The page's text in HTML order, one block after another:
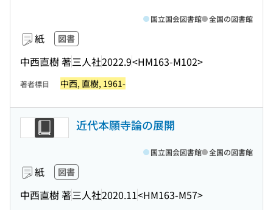
紙 図書
中西直樹 著三人社2022.9<HM163-M102>
国立国会図書館 全国の図書館
著者標目 中西, 直樹, 1961-
近代本願寺論の展開
紙 図書
中西直樹 著三人社2020.11<HM163-M57>
国立国会図書館 全国の図書館